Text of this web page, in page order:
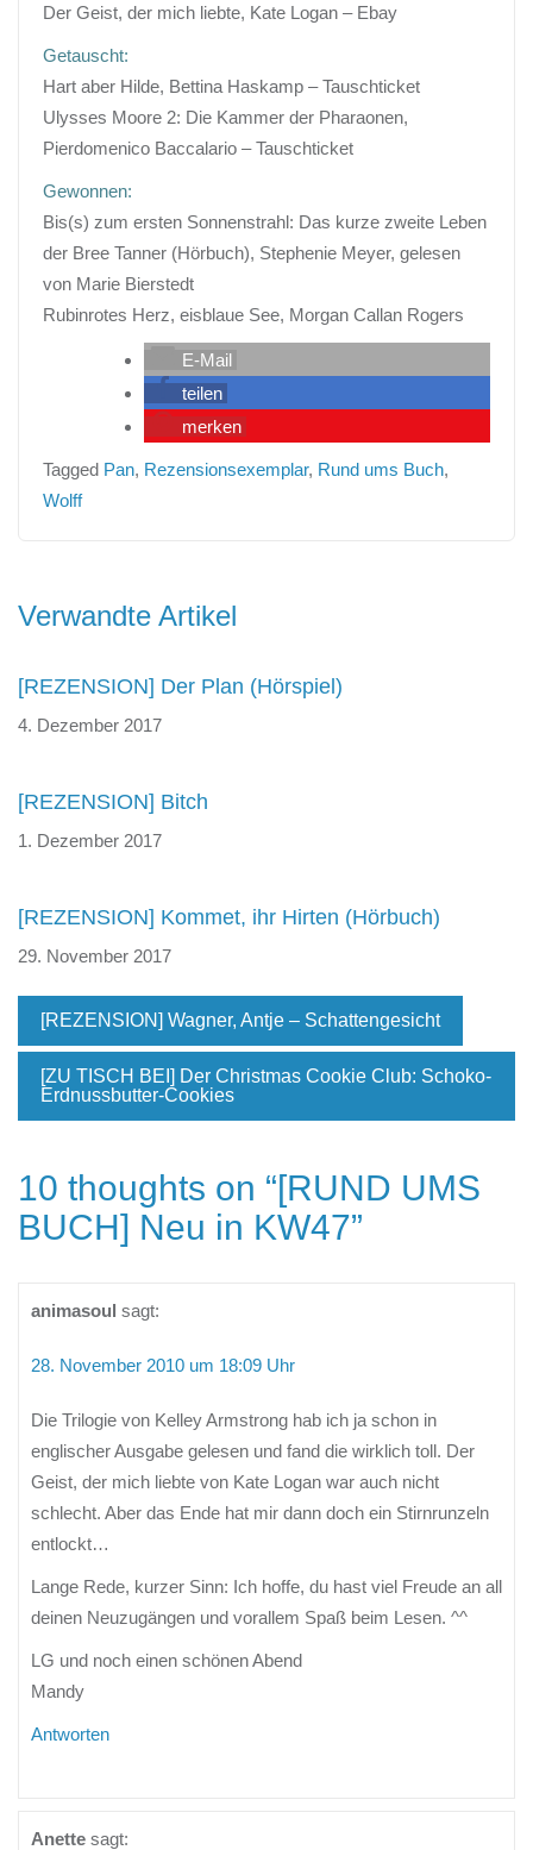
Der Geist, der mich liebte, Kate Logan – Ebay
Getauscht:
Hart aber Hilde, Bettina Haskamp – Tauschticket
Ulysses Moore 2: Die Kammer der Pharaonen,
Pierdomenico Baccalario – Tauschticket
Gewonnen:
Bis(s) zum ersten Sonnenstrahl: Das kurze zweite Leben
der Bree Tanner (Hörbuch), Stephenie Meyer, gelesen
von Marie Bierstedt
Rubinrotes Herz, eisblaue See, Morgan Callan Rogers
E-Mail
teilen
merken
Tagged Pan, Rezensionsexemplar, Rund ums Buch,
Wolff
Verwandte Artikel
[REZENSION] Der Plan (Hörspiel)
4. Dezember 2017
[REZENSION] Bitch
1. Dezember 2017
[REZENSION] Kommet, ihr Hirten (Hörbuch)
29. November 2017
Beitragsnavigation
[REZENSION] Wagner, Antje – Schattengesicht
[ZU TISCH BEI] Der Christmas Cookie Club: Schoko-
Erdnussbutter-Cookies
10 thoughts on “[RUND UMS
BUCH] Neu in KW47”
animasoul sagt:
28. November 2010 um 18:09 Uhr
Die Trilogie von Kelley Armstrong hab ich ja schon in
englischer Ausgabe gelesen und fand die wirklich toll. Der
Geist, der mich liebte von Kate Logan war auch nicht
schlecht. Aber das Ende hat mir dann doch ein Stirnrunzeln
entlockt…
Lange Rede, kurzer Sinn: Ich hoffe, du hast viel Freude an all
deinen Neuzugängen und vorallem Spaß beim Lesen. ^^
LG und noch einen schönen Abend
Mandy
Antworten
Anette sagt: